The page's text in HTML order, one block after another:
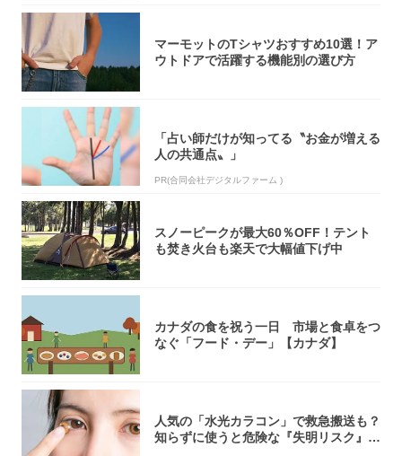
マーモットのTシャツおすすめ10選！ア
ウトドアで活躍する機能別の選び方
「占い師だけが知ってる〝お金が増える
人の共通点〟」
PR(合同会社デジタルファーム )
スノーピークが最大60％OFF！テント
も焚き火台も楽天で大幅値下げ中
カナダの食を祝う一日 市場と食卓をつ
なぐ「フード・デー」【カナダ】
人気の「水光カラコン」で救急搬送も？
知らずに使うと危険な『失明リスク』と